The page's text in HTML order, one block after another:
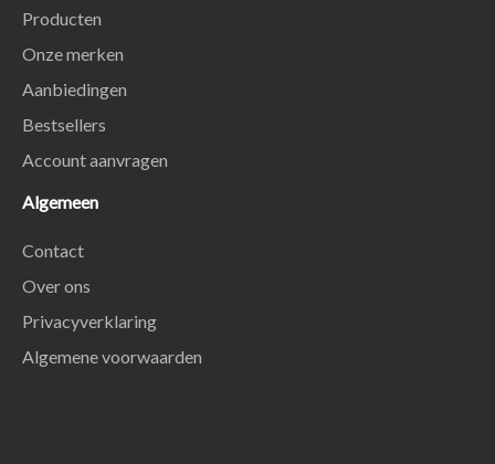
Producten
Onze merken
Aanbiedingen
Bestsellers
Account aanvragen
Algemeen
Contact
Over ons
Privacyverklaring
Algemene voorwaarden